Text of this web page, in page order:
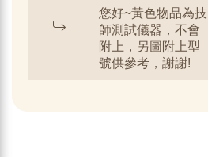
您好~黃色物品為技
師測試儀器，不會
附上，另圖附上型
號供參考，謝謝!